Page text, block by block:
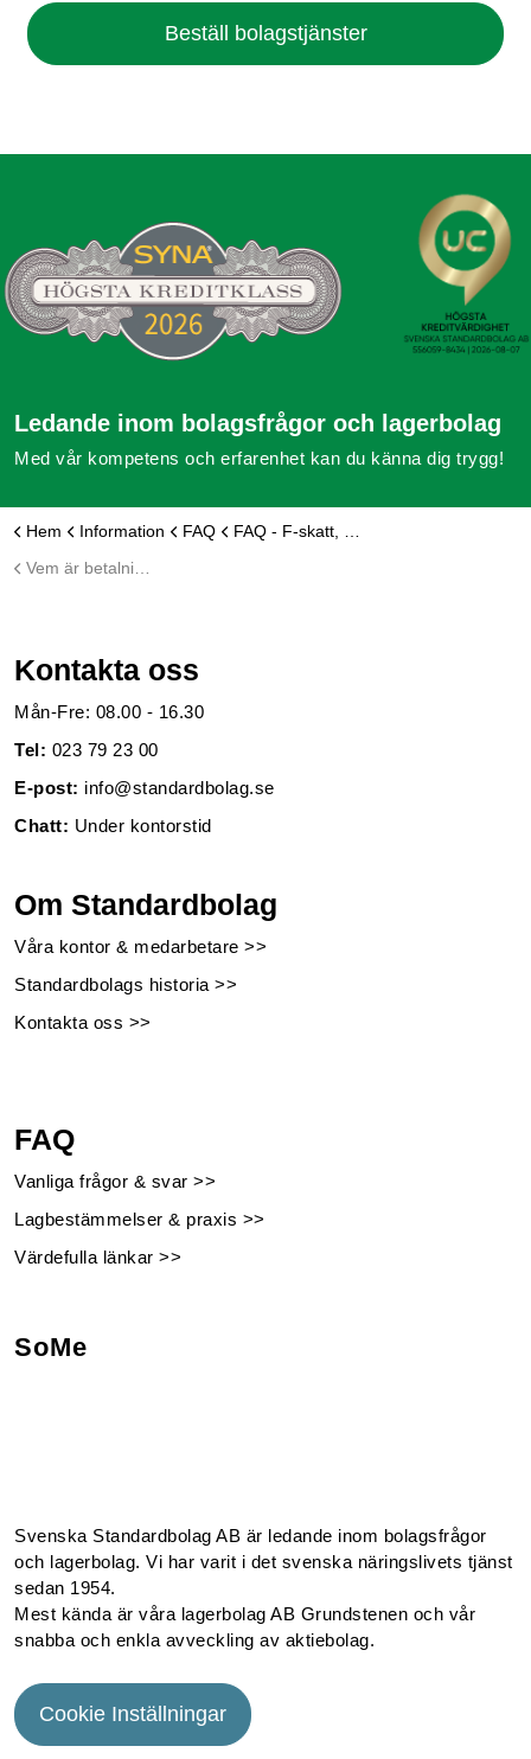
Beställ bolagstjänster
Ledande inom bolagsfrågor och lagerbolag
Med vår kompetens och erfarenhet kan du känna dig trygg!
Hem Information FAQ
FAQ - F-skatt, moms och arbetsgivare
Vem är betalningsansvarig för bolagets skatter och avgifter?
Kontakta oss
Mån-Fre: 08.00 - 16.30
Tel: 023 79 23 00
E-post: info@standardbolag.se
Chatt: Under kontorstid
Om Standardbolag
Våra kontor & medarbetare >>
Standardbolags historia >>
Kontakta oss >>
FAQ
Vanliga frågor & svar >>
Lagbestämmelser & praxis >>
Värdefulla länkar >>
SoMe
Svenska Standardbolag AB är ledande inom bolagsfrågor
och lagerbolag. Vi har varit i det svenska näringslivets tjänst
sedan 1954.
Mest kända är våra lagerbolag AB Grundstenen och vår
snabba och enkla avveckling av aktiebolag.
Cookie Inställningar